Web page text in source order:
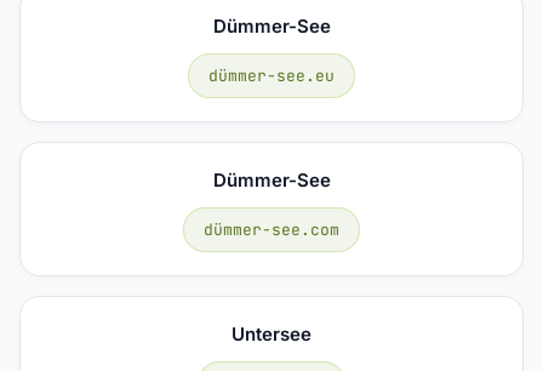
Dümmer-See
dümmer-see.eu
Dümmer-See
dümmer-see.com
Untersee